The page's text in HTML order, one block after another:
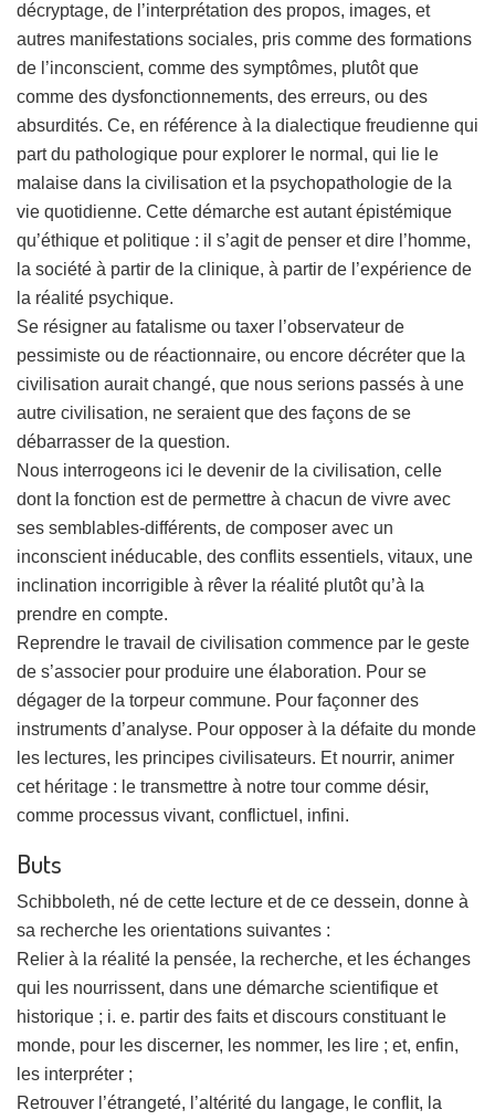
décryptage, de l’interprétation des propos, images, et
autres manifestations sociales, pris comme des formations
de l’inconscient, comme des symptômes, plutôt que
comme des dysfonctionnements, des erreurs, ou des
absurdités. Ce, en référence à la dialectique freudienne qui
part du pathologique pour explorer le normal, qui lie le
malaise dans la civilisation et la psychopathologie de la
vie quotidienne. Cette démarche est autant épistémique
qu’éthique et politique : il s’agit de penser et dire l’homme,
la société à partir de la clinique, à partir de l’expérience de
la réalité psychique.
Se résigner au fatalisme ou taxer l’observateur de
pessimiste ou de réactionnaire, ou encore décréter que la
civilisation aurait changé, que nous serions passés à une
autre civilisation, ne seraient que des façons de se
débarrasser de la question.
Nous interrogeons ici le devenir de la civilisation, celle
dont la fonction est de permettre à chacun de vivre avec
ses semblables-différents, de composer avec un
inconscient inéducable, des conflits essentiels, vitaux, une
inclination incorrigible à rêver la réalité plutôt qu’à la
prendre en compte.
Reprendre le travail de civilisation commence par le geste
de s’associer pour produire une élaboration. Pour se
dégager de la torpeur commune. Pour façonner des
instruments d’analyse. Pour opposer à la défaite du monde
les lectures, les principes civilisateurs. Et nourrir, animer
cet héritage : le transmettre à notre tour comme désir,
comme processus vivant, conflictuel, infini.
Buts
Schibboleth, né de cette lecture et de ce dessein, donne à
sa recherche les orientations suivantes :
Relier à la réalité la pensée, la recherche, et les échanges
qui les nourrissent, dans une démarche scientifique et
historique ; i. e. partir des faits et discours constituant le
monde, pour les discerner, les nommer, les lire ; et, enfin,
les interpréter ;
Retrouver l’étrangeté, l’altérité du langage, le conflit, la